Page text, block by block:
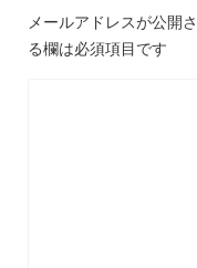
メールアドレスが公開
る欄は必須項目です